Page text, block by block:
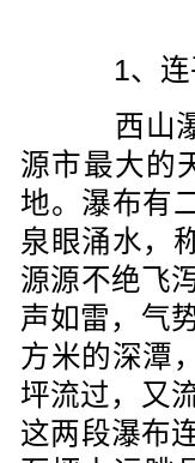
1、
西山瀑
源市最大的
地。瀑布有
泉眼涌水，
源源不绝飞
声如雷，气
方米的深潭
坪流过，又
这两段瀑布